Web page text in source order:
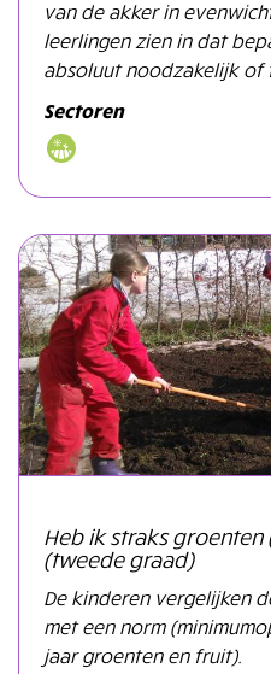
van de akker in
leerlingen zien in dat
absoluut noodzakelijk of
Sectoren
Heb ik straks
(tweede graad)
De kinderen vergelijken
met een norm
jaar groenten en fruit).